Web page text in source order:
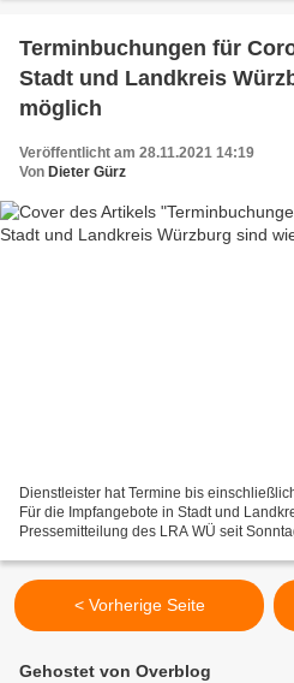
Terminbuchungen für
Stadt und Landkreis
möglich
Veröffentlicht am 28.11.2021 14:19
Von Dieter Gürz
Dienstleister hat Termine bis
Für die Impfangebote in Stadt und
Pressemitteilung des LRA WÜ seit
< Vorherige Seite
Gehostet von Overblog